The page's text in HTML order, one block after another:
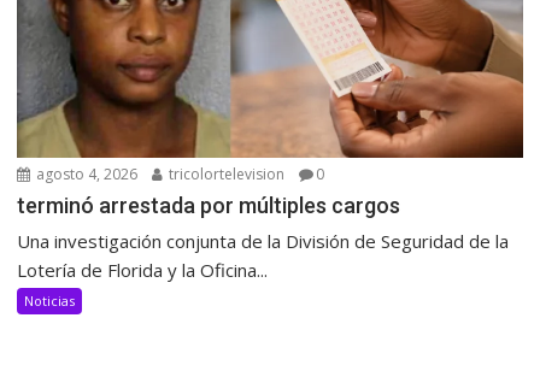
agosto 4, 2026 tricolortelevision 0
terminó arrestada por múltiples cargos
Una investigación conjunta de la División de Seguridad de la
Lotería de Florida y la Oficina...
Noticias